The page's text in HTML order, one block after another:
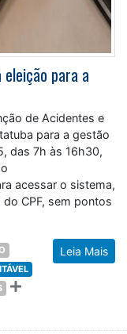
para a
de Acidentes e
para a gestão
das 7h às 16h30,
acessar o sistema,
CPF, sem pontos
Leia Mais